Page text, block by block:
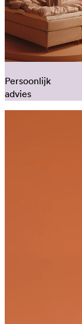
Persoonlijk
advies